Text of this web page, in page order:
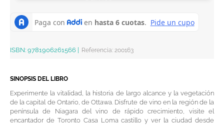
ISBN: 9781906261566 Referencia: 200163
SINOPSIS DEL LIBRO
Experimente la vitalidad, la historia de largo alcance y la vegetación
de la capital de Ontario, de Ottawa. Disfrute de vino en la región de la
península de Niagara del vino de rápido crecimiento, visite el
encantador de Toronto Casa Loma castillo y ver la ciudad desde